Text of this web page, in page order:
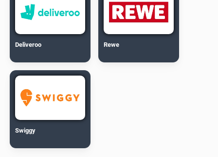
Deliveroo Rewe
Swiggy